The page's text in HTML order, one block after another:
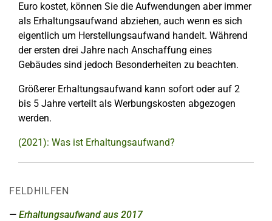
Euro kostet, können Sie die Aufwendungen aber immer
als Erhaltungsaufwand abziehen, auch wenn es sich
eigentlich um Herstellungsaufwand handelt. Während
der ersten drei Jahre nach Anschaffung eines
Gebäudes sind jedoch Besonderheiten zu beachten.
Größerer Erhaltungsaufwand kann sofort oder auf 2
bis 5 Jahre verteilt als Werbungskosten abgezogen
werden.
(2021): Was ist Erhaltungsaufwand?
FELDHILFEN
Erhaltungsaufwand aus 2017